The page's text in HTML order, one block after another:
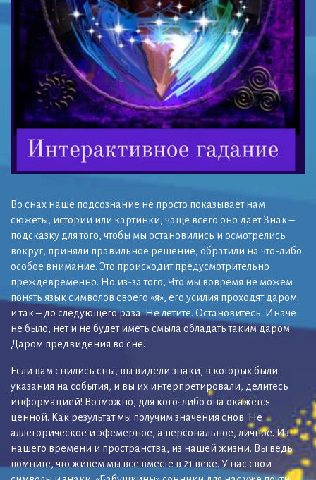
Во снах наше подсознание не просто показывает нам
сюжеты, истории или картинки, чаще всего оно дает Знак –
подсказку для того, чтобы мы остановились и осмотрелись
вокруг, приняли правильное решение, обратили на что-либо
особое внимание. Это происходит предусмотрительно
преждевременно. Но из-за того, Что мы вовремя не можем
понять язык символов своего «я», его усилия проходят даром.
и так – до следующего раза. Не летите. Остановитесь. Иначе
не было, нет и не будет иметь смыла обладать таким даром.
Даром предвидения во сне.
Если вам снились сны, вы видели знаки, в которых были
указания на события, и вы их интерпретировали, делитесь
информацией! Возможно, для кого-либо она окажется
ценной. Как результат мы получим значения снов. Не
аллегорическое и эфемерное, а персональное, личное. Из
нашего времени и пространства, из нашей жизни. Вы ведь
помните, что живем мы все вместе в 21 веке. У нас свои